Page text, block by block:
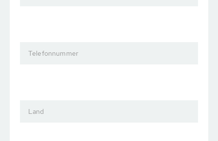
Telefonnummer
Land